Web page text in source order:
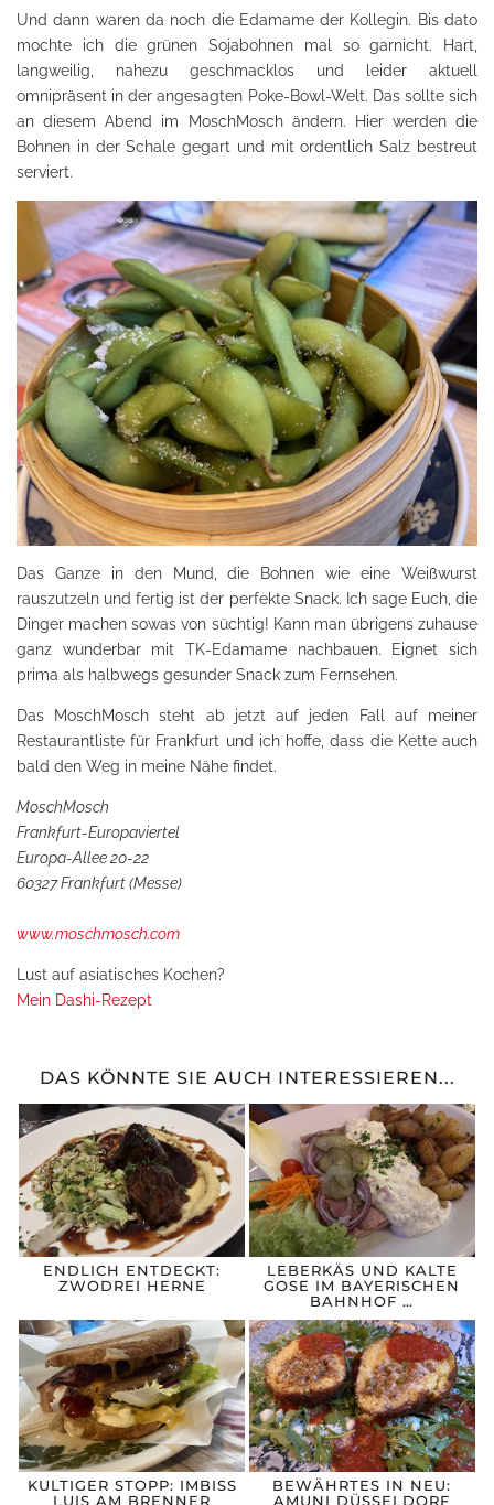
Und dann waren da noch die Edamame der Kollegin. Bis dato
mochte ich die grünen Sojabohnen mal so garnicht. Hart,
langweilig, nahezu geschmacklos und leider aktuell
omnipräsent in der angesagten Poke-Bowl-Welt. Das sollte sich
an diesem Abend im MoschMosch ändern. Hier werden die
Bohnen in der Schale gegart und mit ordentlich Salz bestreut
serviert.
Das Ganze in den Mund, die Bohnen wie eine Weißwurst
rauszutzeln und fertig ist der perfekte Snack. Ich sage Euch, die
Dinger machen sowas von süchtig! Kann man übrigens zuhause
ganz wunderbar mit TK-Edamame nachbauen. Eignet sich
prima als halbwegs gesunder Snack zum Fernsehen.
Das MoschMosch steht ab jetzt auf jeden Fall auf meiner
Restaurantliste für Frankfurt und ich hoffe, dass die Kette auch
bald den Weg in meine Nähe findet.
MoschMosch
Frankfurt-Europaviertel
Europa-Allee 20-22
60327 Frankfurt (Messe)
www.moschmosch.com
Lust auf asiatisches Kochen?
Mein Dashi-Rezept
DAS KÖNNTE SIE AUCH INTERESSIEREN...
ENDLICH ENTDECKT:
ZWODREI HERNE
LEBERKÄS UND KALTE
GOSE IM BAYERISCHEN
BAHNHOF …
KULTIGER STOPP: IMBISS
LUIS AM BRENNER
BEWÄHRTES IN NEU:
AMUNI DÜSSELDORF